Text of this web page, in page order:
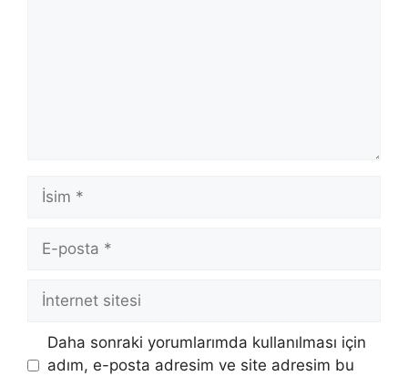
İsim
posta
İnternet
Daha sonraki yorumlarımda kullanılması için
adım, e-posta adresim ve site adresim bu